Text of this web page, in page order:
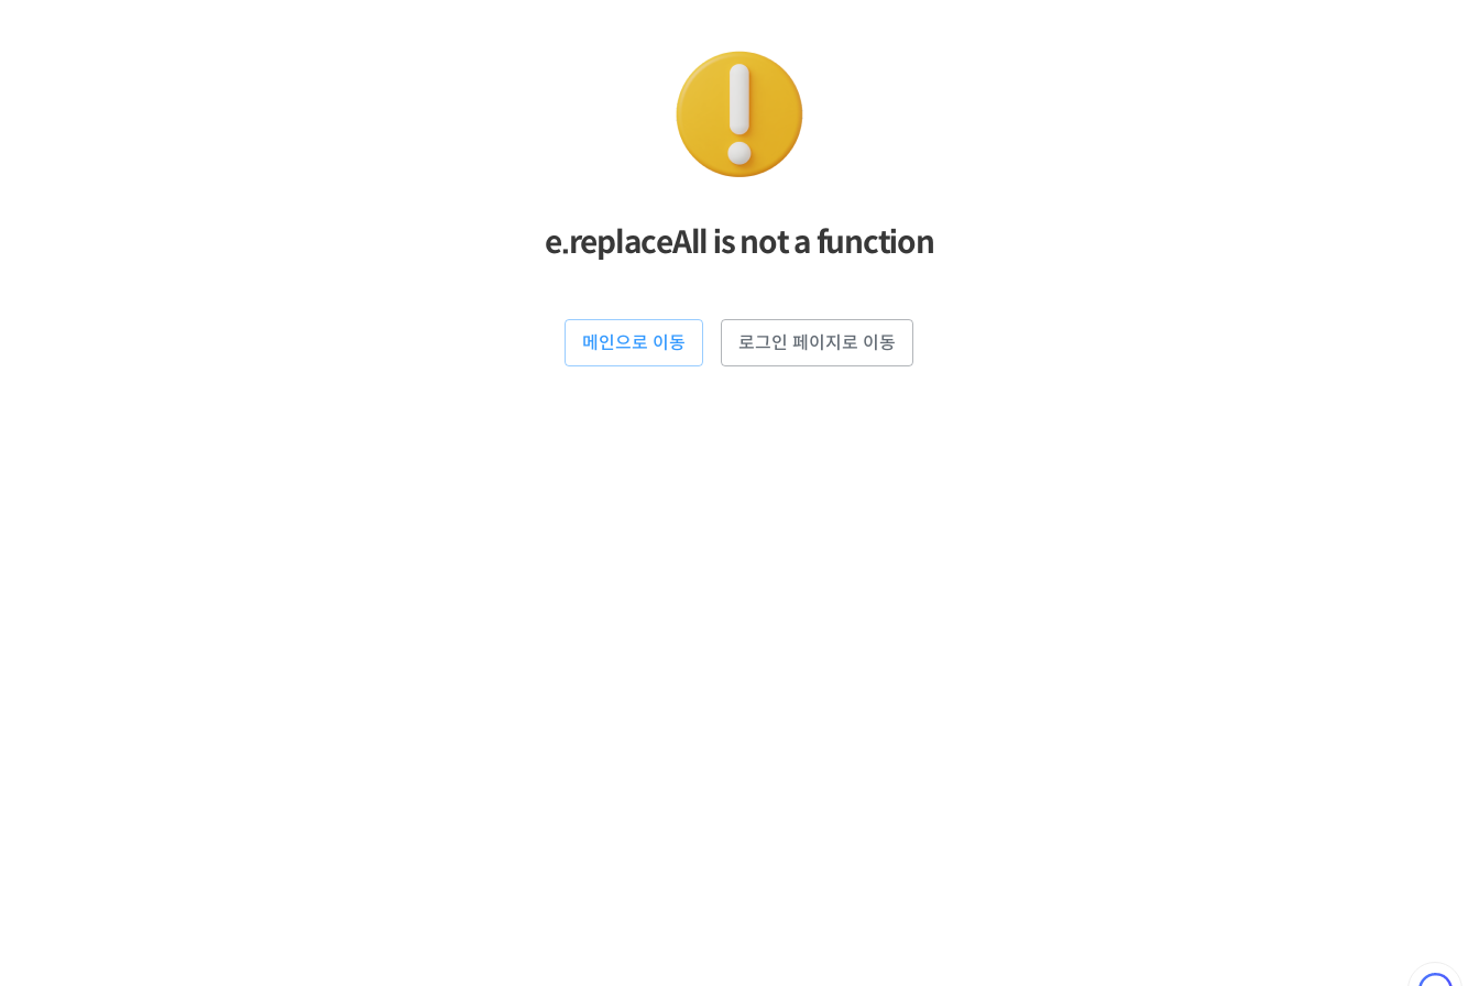
e.replaceAll is not a function
메인으로 이동 로그인 페이지로 이동